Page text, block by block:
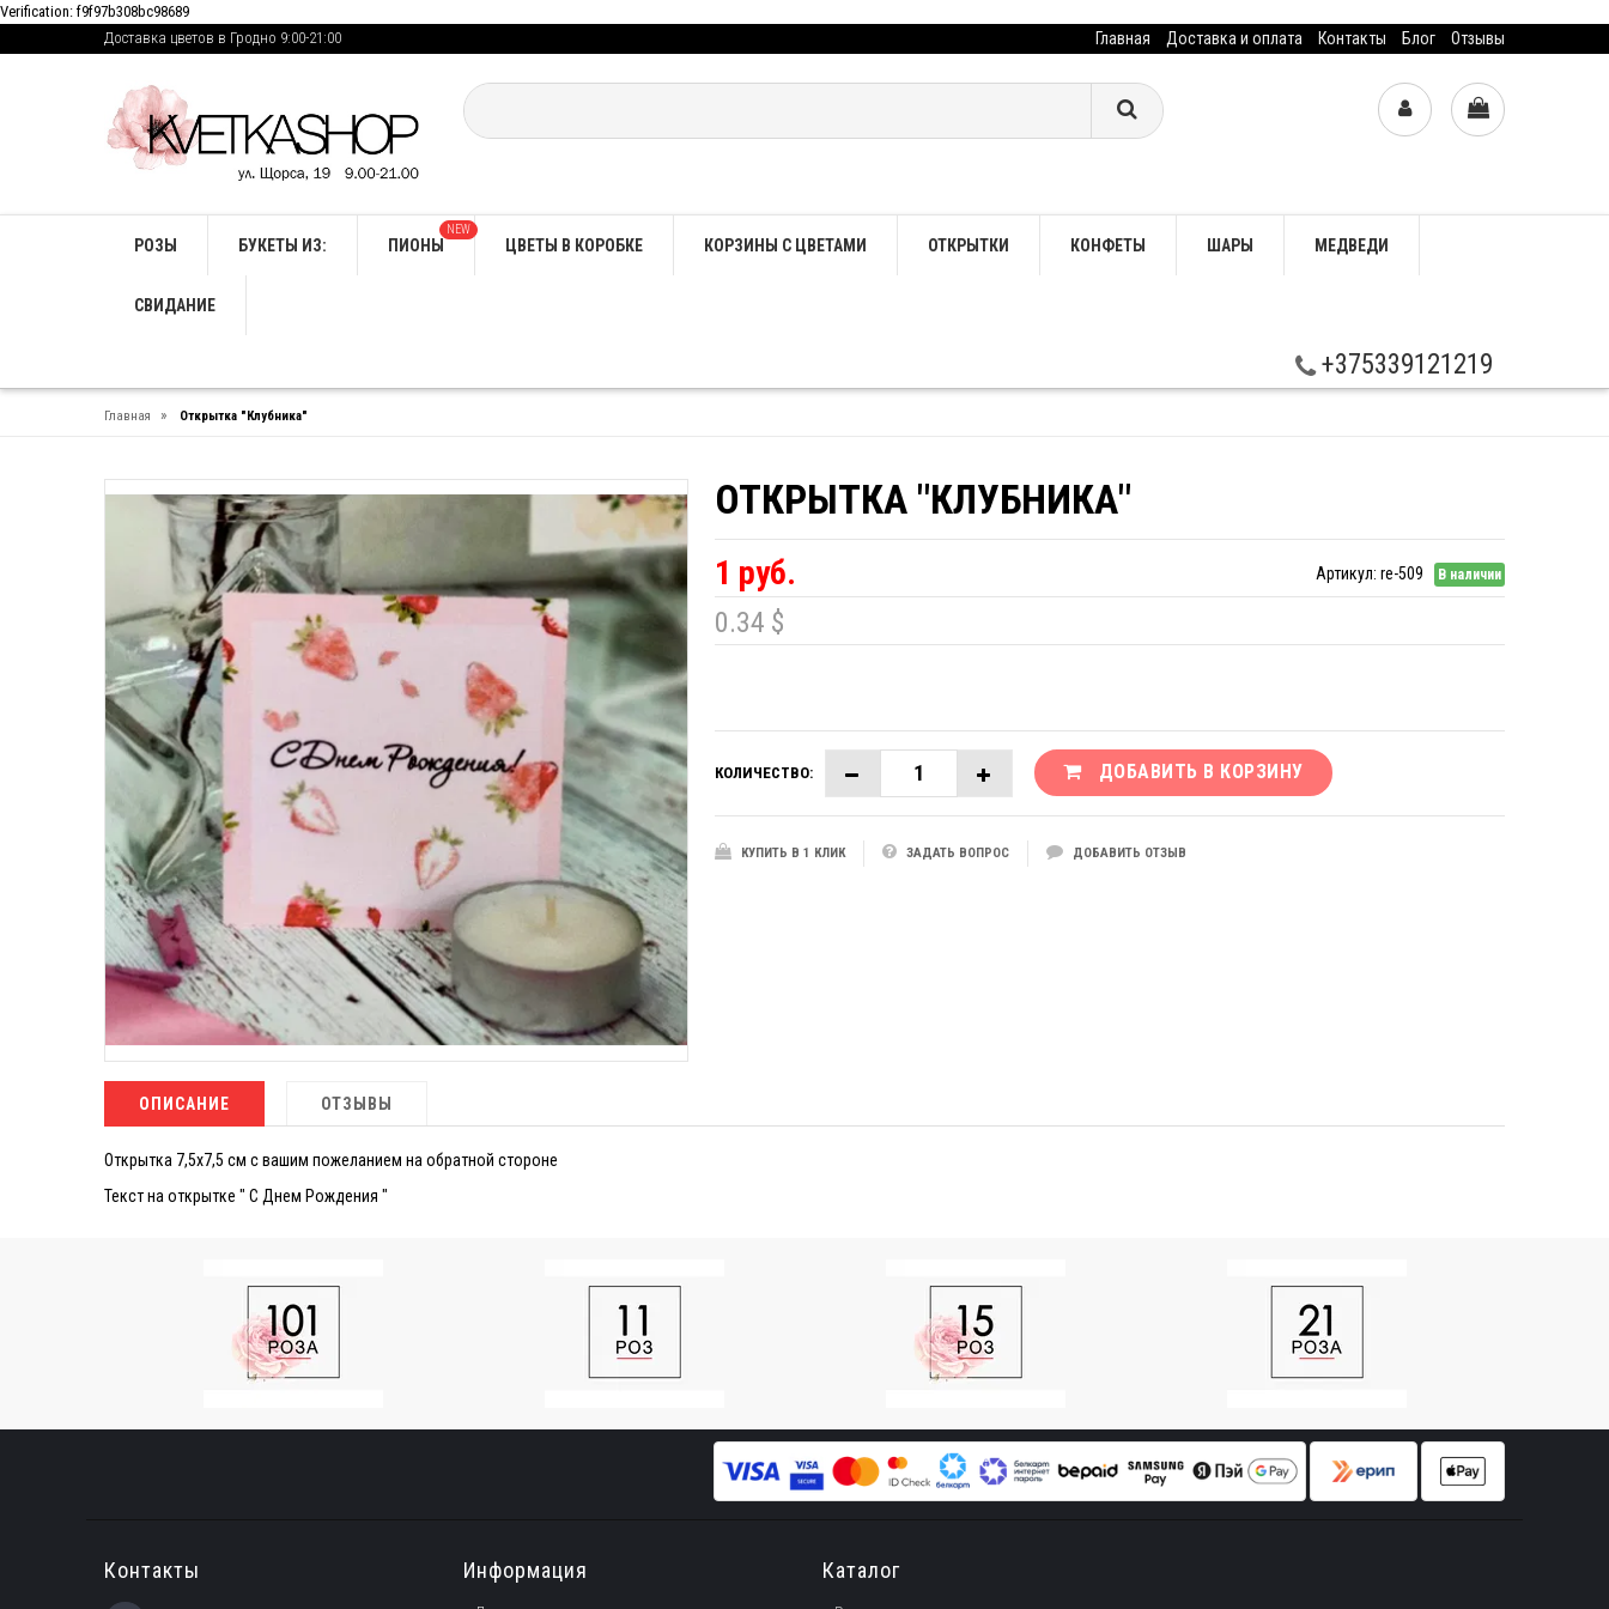
Verification: f9f97b308bc98689
Доставка цветов в Гродно 9:00-21:00
Главная Доставка и оплата Контакты Блог Отзывы
РОЗЫ БУКЕТЫ ИЗ: ПИОНЫ
NEW
ЦВЕТЫ В КОРОБКЕ КОРЗИНЫ С ЦВЕТАМИ ОТКРЫТКИ КОНФЕТЫ ШАРЫ МЕДВЕДИ
СВИДАНИЕ
+375339121219
Главная » Открытка "Клубника"
ОТКРЫТКА "КЛУБНИКА"
1 руб. В наличии
Артикул: re-509
0.34 $
КОЛИЧЕСТВО: ДОБАВИТЬ В КОРЗИНУ
КУПИТЬ В 1 КЛИК ЗАДАТЬ ВОПРОС ДОБАВИТЬ ОТЗЫВ
ОПИСАНИЕ ОТЗЫВЫ
Открытка 7,5х7,5 см с вашим пожеланием на обратной стороне
Текст на открытке " С Днем Рождения "
Контакты Информация Каталог